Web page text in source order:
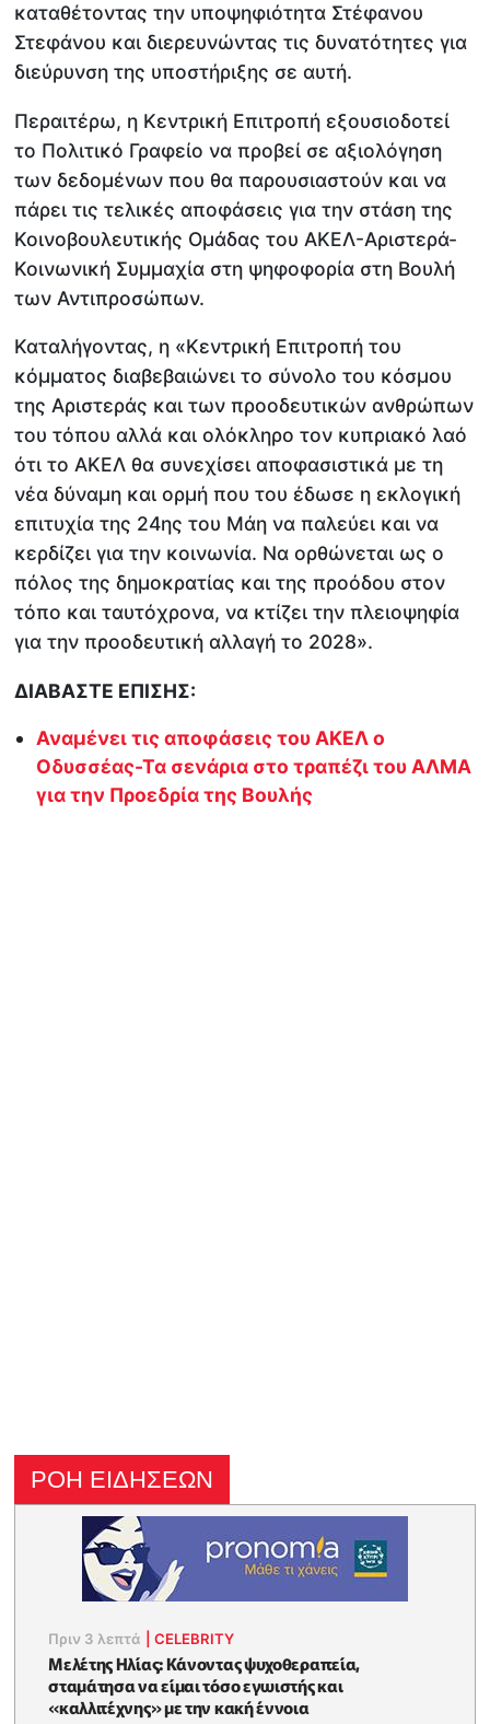
καταθέτοντας την υποψηφιότητα Στέφανου
Στεφάνου και διερευνώντας τις δυνατότητες για
διεύρυνση της υποστήριξης σε αυτή.
Περαιτέρω, η Κεντρική Επιτροπή εξουσιοδοτεί
το Πολιτικό Γραφείο να προβεί σε αξιολόγηση
των δεδομένων που θα παρουσιαστούν και να
πάρει τις τελικές αποφάσεις για την στάση της
Κοινοβουλευτικής Ομάδας του ΑΚΕΛ-Αριστερά-
Κοινωνική Συμμαχία στη ψηφοφορία στη Βουλή
των Αντιπροσώπων.
Καταλήγοντας, η «Κεντρική Επιτροπή του
κόμματος διαβεβαιώνει το σύνολο του κόσμου
της Αριστεράς και των προοδευτικών ανθρώπων
του τόπου αλλά και ολόκληρο τον κυπριακό λαό
ότι το ΑΚΕΛ θα συνεχίσει αποφασιστικά με τη
νέα δύναμη και ορμή που του έδωσε η εκλογική
επιτυχία της 24ης του Μάη να παλεύει και να
κερδίζει για την κοινωνία. Να ορθώνεται ως ο
πόλος της δημοκρατίας και της προόδου στον
τόπο και ταυτόχρονα, να κτίζει την πλειοψηφία
για την προοδευτική αλλαγή το 2028».
ΔΙΑΒΑΣΤΕ ΕΠΙΣΗΣ:
Αναμένει τις αποφάσεις του ΑΚΕΛ ο
Οδυσσέας-Τα σενάρια στο τραπέζι του ΑΛΜΑ
για την Προεδρία της Βουλής
ΡΟΗ ΕΙΔΗΣΕΩΝ
Πριν 3 λεπτά |CELEBRITY
Μελέτης Ηλίας: Κάνοντας ψυχοθεραπεία,
σταμάτησα να είμαι τόσο εγωιστής και
«καλλιτέχνης» με την κακή έννοια